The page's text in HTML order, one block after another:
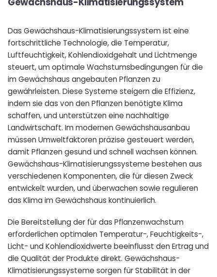
Das Gewächshaus-Klimatisierungssystem ist eine
fortschrittliche Technologie, die Temperatur,
Luftfeuchtigkeit, Kohlendioxidgehalt und Lichtmenge
steuert, um optimale Wachstumsbedingungen für die
im Gewächshaus angebauten Pflanzen zu
gewährleisten. Diese Systeme steigern die Effizienz,
indem sie das von den Pflanzen benötigte Klima
schaffen, und unterstützen eine nachhaltige
Landwirtschaft. Im modernen Gewächshausanbau
müssen Umweltfaktoren präzise gesteuert werden,
damit Pflanzen gesund und schnell wachsen können.
Gewächshaus-Klimatisierungssysteme bestehen aus
verschiedenen Komponenten, die für diesen Zweck
entwickelt wurden, und überwachen sowie regulieren
das Klima im Gewächshaus kontinuierlich.
Die Bereitstellung der für das Pflanzenwachstum
erforderlichen optimalen Temperatur-, Feuchtigkeits-,
Licht- und Kohlendioxidwerte beeinflusst den Ertrag und
die Qualität der Produkte direkt. Gewächshaus-
Klimatisierungssysteme sorgen für Stabilität in der